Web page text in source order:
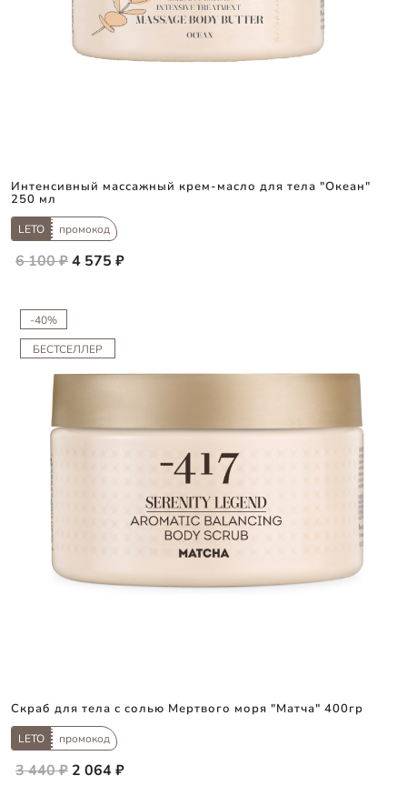
Интенсивный массажный крем-масло для тела "Океан"
250 мл
LETO промокод
6 100 ₽4 575 ₽
-40%
БЕСТСЕЛЛЕР
Скраб для тела с солью Мертвого моря "Матча" 400гр
LETO промокод
3 440 ₽ 2 064 ₽